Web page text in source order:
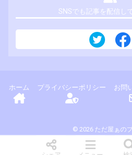
SNSでも記事を配信し
ホーム プライバシーポリシー お問
© 2026 ただ屋ぁの